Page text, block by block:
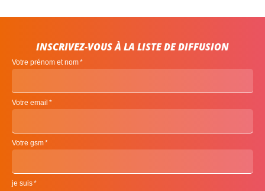
INSCRIVEZ-VOUS À LA LISTE DE DIFFUSION
Votre prénom et nom
Votre email
Votre gsm
je suis